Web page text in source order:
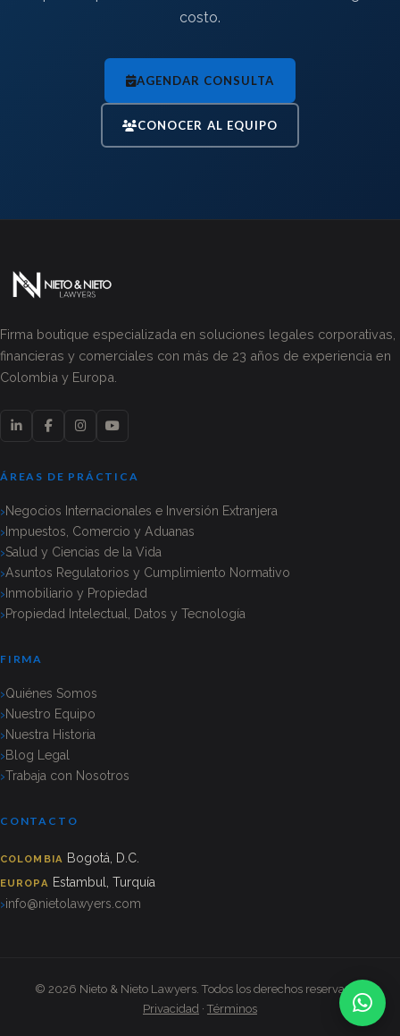
costo.
AGENDAR CONSULTA
CONOCER AL EQUIPO
Firma boutique especializada en soluciones legales corporativas,
financieras y comerciales con más de 23 años de experiencia en
Colombia y Europa.
ÁREAS DE PRÁCTICA
Negocios Internacionales e Inversión Extranjera
Impuestos, Comercio y Aduanas
Salud y Ciencias de la Vida
Asuntos Regulatorios y Cumplimiento Normativo
Inmobiliario y Propiedad
Propiedad Intelectual, Datos y Tecnología
FIRMA
Quiénes Somos
Nuestro Equipo
Nuestra Historia
Blog Legal
Trabaja con Nosotros
CONTACTO
COLOMBIA Bogotá, D.C.
EUROPA Estambul, Turquía
info@nietolawyers.com
© 2026 Nieto & Nieto Lawyers. Todos los derechos reservados.
Privacidad ·Términos